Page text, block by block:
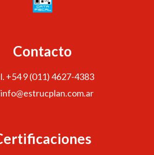
Contacto
+54 9 (011) 4627-4383
info@estrucplan.com.ar